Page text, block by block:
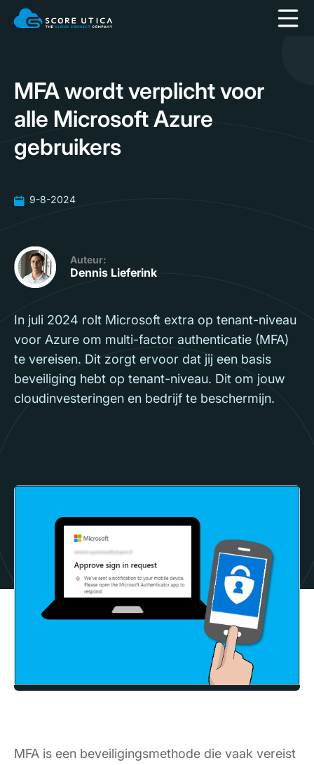
MFA wordt verplicht voor
alle Microsoft Azure
gebruikers
9-8-2024
Auteur:
Dennis Lieferink
In juli 2024 rolt Microsoft extra op tenant-niveau
voor Azure om multi-factor authenticatie (MFA)
te vereisen. Dit zorgt ervoor dat jij een basis
beveiliging hebt op tenant-niveau. Dit om jouw
cloudinvesteringen en bedrijf te beschermijn.
MFA is een beveiligingsmethode die vaak vereist